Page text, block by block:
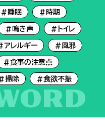
#睡眠 #時期
#鳴き声 #トイレ
アレルギー #風邪
#食事の注意点
掃除 #食欲不振